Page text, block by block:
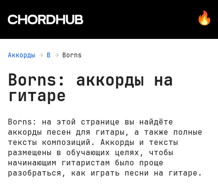
Аккорды B Borns
Borns: аккорды на
гитаре
Borns: на этой странице вы найдёте
аккорды песен для гитары, а также полные
тексты композиций. Аккорды и тексты
размещены в обучающих целях, чтобы
начинающим гитаристам было проще
разобраться, как играть песни на гитаре.